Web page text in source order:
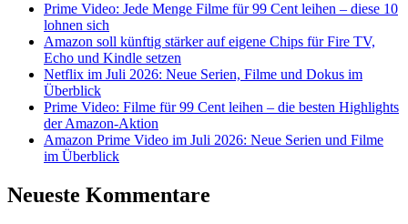
Prime Video: Jede Menge Filme für 99 Cent leihen – diese 10
lohnen sich
Amazon soll künftig stärker auf eigene Chips für Fire TV,
Echo und Kindle setzen
Netflix im Juli 2026: Neue Serien, Filme und Dokus im
Überblick
Prime Video: Filme für 99 Cent leihen – die besten Highlights
der Amazon-Aktion
Amazon Prime Video im Juli 2026: Neue Serien und Filme
im Überblick
Neueste Kommentare